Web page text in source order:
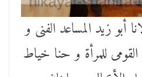
أبو زيد المساعد الفنى و
القومى للمرأة و حنا خياط